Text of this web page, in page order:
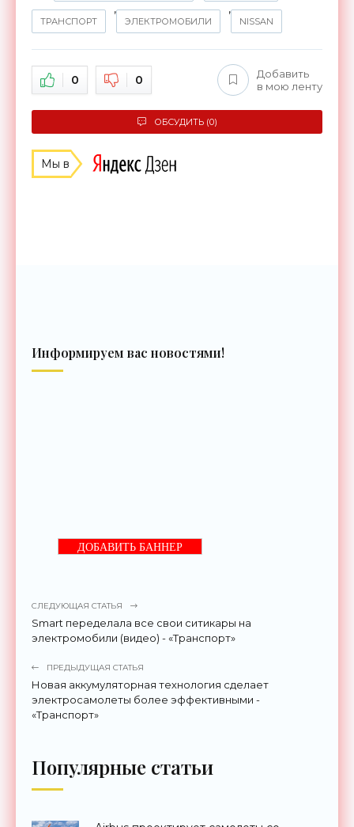
ТРАНСПОРТ
,
ЭЛЕКТРОМОБИЛИ
,
NISSAN
0 0
Добавить
в мою ленту
ОБСУДИТЬ (0)
Мы в
Информируем вас новостями!
ДОБАВИТЬ БАННЕР
СЛЕДУЮЩАЯ СТАТЬЯ
Smart переделала все свои ситикары на
электромобили (видео) - «Транспорт»
ПРЕДЫДУЩАЯ СТАТЬЯ
Новая аккумуляторная технология сделает
электросамолеты более эффективными -
«Транспорт»
Популярные статьи